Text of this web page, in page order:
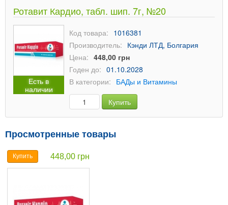
Ротавит Кардио, табл. шип. 7г, №20
Есть в
наличии
Код товара: 1016381
Производитель: Кэнди ЛТД, Болгария
Цена: 448,00 грн
Годен до: 01.10.2028
В категории: БАДы и Витамины
Купить
Просмотренные товары
Купить 448,00 грн